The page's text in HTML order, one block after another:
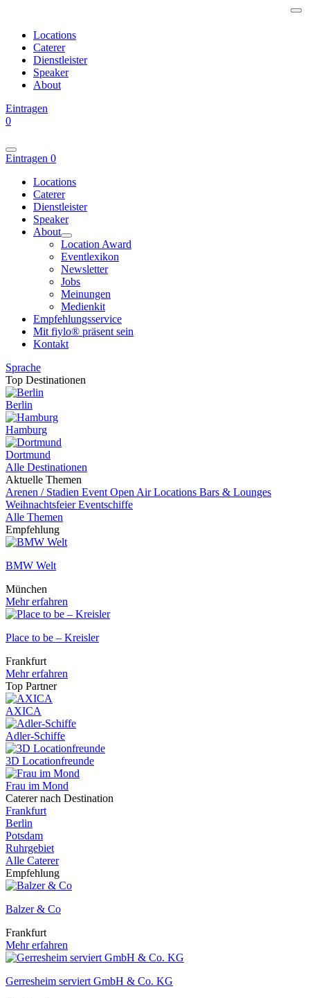
Locations
Caterer
Dienstleister
Speaker
About
Eintragen
0
Eintragen 0
Locations
Caterer
Dienstleister
Speaker
About
Location Award
Eventlexikon
Newsletter
Jobs
Meinungen
Medienkit
Empfehlungsservice
Mit fiylo® präsent sein
Kontakt
Sprache
Top Destinationen
Berlin
Hamburg
Dortmund
Alle Destinationen
Aktuelle Themen
Arenen / Stadien Event Open Air Locations Bars & Lounges
WeihnachtsfeierEventschiffe
Alle Themen
Empfehlung
BMW Welt
München
Mehr erfahren
Place to be – Kreisler
Frankfurt
Mehr erfahren
Top Partner
AXICA
Adler-Schiffe
3D Locationfreunde
Frau im Mond
Caterer nach Destination
Frankfurt
Berlin
Potsdam
Ruhrgebiet
Alle Caterer
Empfehlung
Balzer & Co
Frankfurt
Mehr erfahren
Gerresheim serviert GmbH & Co. KG